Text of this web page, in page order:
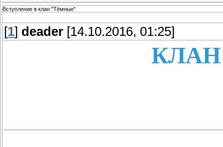
Вступление в клан "Тёмные"
[1] deader [14.10.2016, 01:25]